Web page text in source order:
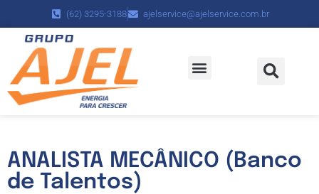
(62) 3295-3188 ajelservice@ajelservice.com.br
ANALISTA MECÂNICO (Banco
de Talentos)